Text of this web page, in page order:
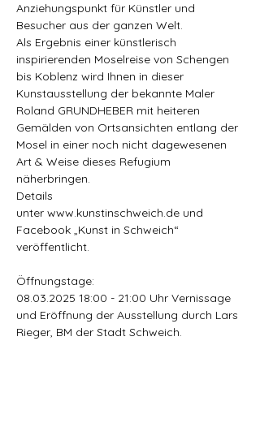
Anziehungspunkt für Künstler und
Besucher aus der ganzen Welt.
Als Ergebnis einer künstlerisch
inspirierenden Moselreise von Schengen
bis Koblenz wird Ihnen in dieser
Kunstausstellung der bekannte Maler
Roland GRUNDHEBER mit heiteren
Gemälden von Ortsansichten entlang der
Mosel in einer noch nicht dagewesenen
Art & Weise dieses Refugium
näherbringen.
Details
unter www.kunstinschweich.de und
Facebook „Kunst in Schweich“
veröffentlicht.
Öffnungstage:
08.03.2025 18:00 - 21:00 Uhr Vernissage
und Eröffnung der Ausstellung durch Lars
Rieger, BM der Stadt Schweich.